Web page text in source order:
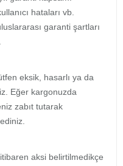
hataları vb.
garanti şartları
eksik, hasarlı ya da
Eğer kargonuzda
zabıt tutarak
aksi belirtilmedikçe